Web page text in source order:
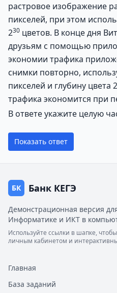
растровое изображение
пикселей, при этом
230 цветов. В конце дня
друзьям с помощью
экономии трафика
снимки повторно,
пикселей и глубину цвета
трафика экономится при
В ответе укажите целую
Показать ответ
БК Банк КЕГЭ
Демонстрационная версия
Информатике и ИКТ в
Используйте ссылки в шапке,
личным кабинетом и
Главная
База заданий